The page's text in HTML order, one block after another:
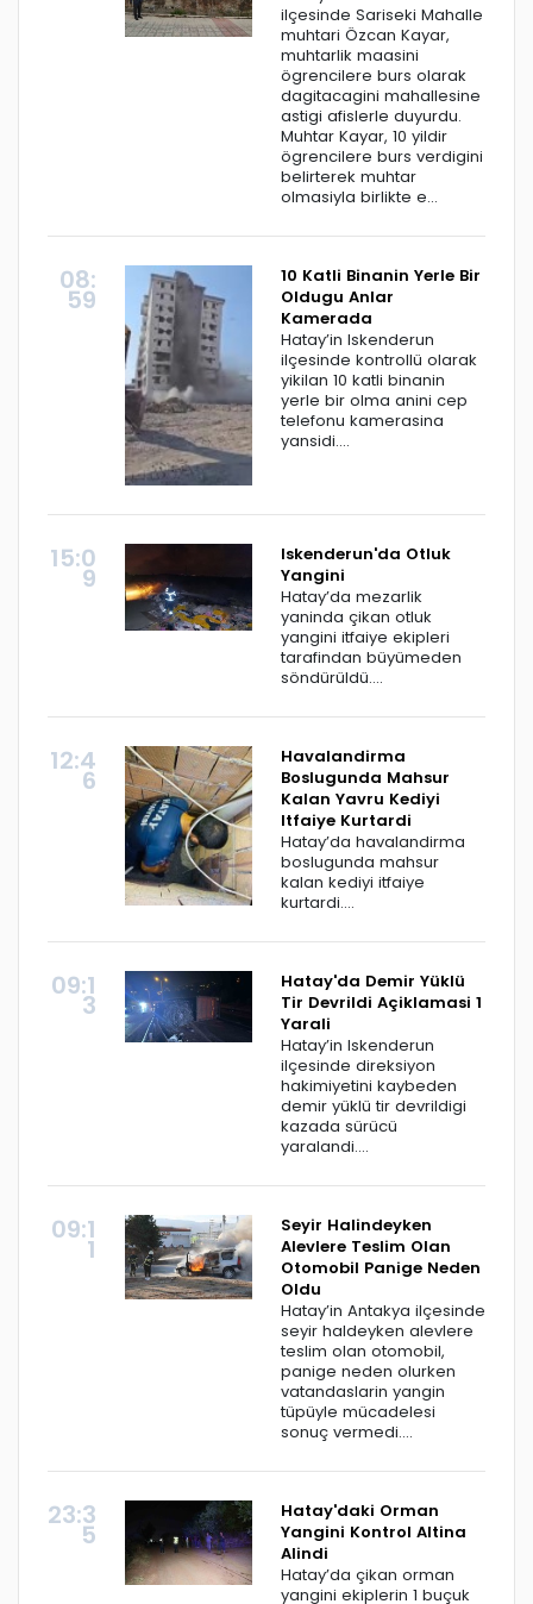
ilçesinde Sariseki Mahalle
muhtari Özcan Kayar,
muhtarlik maasini
ögrencilere burs olarak
dagitacagini mahallesine
astigi afislerle duyurdu.
Muhtar Kayar, 10 yildir
ögrencilere burs verdigini
belirterek muhtar
olmasiyla birlikte e...
08:
59
10 Katli Binanin Yerle Bir
Oldugu Anlar
Kamerada
Hatay’in Iskenderun
ilçesinde kontrollü olarak
yikilan 10 katli binanin
yerle bir olma anini cep
telefonu kamerasina
yansidi....
15:0
9
Iskenderun'da Otluk
Yangini
Hatay’da mezarlik
yaninda çikan otluk
yangini itfaiye ekipleri
tarafindan büyümeden
söndürüldü....
12:4
6
Havalandirma
Boslugunda Mahsur
Kalan Yavru Kediyi
Itfaiye Kurtardi
Hatay’da havalandirma
boslugunda mahsur
kalan kediyi itfaiye
kurtardi....
09:1
3
Hatay'da Demir Yüklü
Tir Devrildi Açiklamasi 1
Yarali
Hatay’in Iskenderun
ilçesinde direksiyon
hakimiyetini kaybeden
demir yüklü tir devrildigi
kazada sürücü
yaralandi....
09:1
1
Seyir Halindeyken
Alevlere Teslim Olan
Otomobil Panige Neden
Oldu
Hatay’in Antakya ilçesinde
seyir haldeyken alevlere
teslim olan otomobil,
panige neden olurken
vatandaslarin yangin
tüpüyle mücadelesi
sonuç vermedi....
23:3
5
Hatay'daki Orman
Yangini Kontrol Altina
Alindi
Hatay’da çikan orman
yangini ekiplerin 1 buçuk